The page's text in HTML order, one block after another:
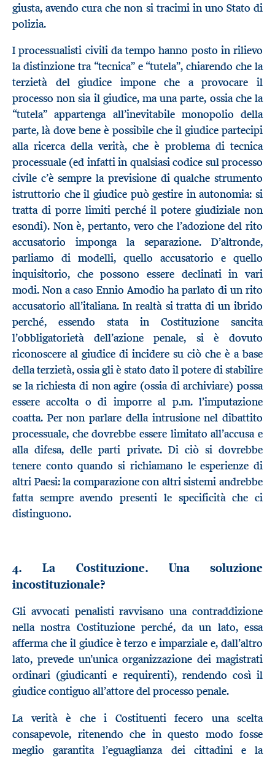
giusta, avendo cura che non si tracimi in uno Stato di
polizia.
I processualisti civili da tempo hanno posto in rilievo
la distinzione tra “tecnica” e “tutela”, chiarendo che la
terzietà del giudice impone che a provocare il
processo non sia il giudice, ma una parte, ossia che la
“tutela” appartenga all’inevitabile monopolio della
parte, là dove bene è possibile che il giudice partecipi
alla ricerca della verità, che è problema di tecnica
processuale (ed infatti in qualsiasi codice sul processo
civile c’è sempre la previsione di qualche strumento
istruttorio che il giudice può gestire in autonomia: si
tratta di porre limiti perché il potere giudiziale non
esondi). Non è, pertanto, vero che l’adozione del rito
accusatorio imponga la separazione. D’altronde,
parliamo di modelli, quello accusatorio e quello
inquisitorio, che possono essere declinati in vari
modi. Non a caso Ennio Amodio ha parlato di un rito
accusatorio all’italiana. In realtà si tratta di un ibrido
perché, essendo stata in Costituzione sancita
l’obbligatorietà dell’azione penale, si è dovuto
riconoscere al giudice di incidere su ciò che è a base
della terzietà, ossia gli è stato dato il potere di stabilire
se la richiesta di non agire (ossia di archiviare) possa
essere accolta o di imporre al p.m. l’imputazione
coatta. Per non parlare della intrusione nel dibattito
processuale, che dovrebbe essere limitato all’accusa e
alla difesa, delle parti private. Di ciò si dovrebbe
tenere conto quando si richiamano le esperienze di
altri Paesi: la comparazione con altri sistemi andrebbe
fatta sempre avendo presenti le specificità che ci
distinguono.
4. La Costituzione. Una soluzione
incostituzionale?
Gli avvocati penalisti ravvisano una contraddizione
nella nostra Costituzione perché, da un lato, essa
afferma che il giudice è terzo e imparziale e, dall’altro
lato, prevede un’unica organizzazione dei magistrati
ordinari (giudicanti e requirenti), rendendo così il
giudice contiguo all’attore del processo penale.
La verità è che i Costituenti fecero una scelta
consapevole, ritenendo che in questo modo fosse
meglio garantita l’eguaglianza dei cittadini e la